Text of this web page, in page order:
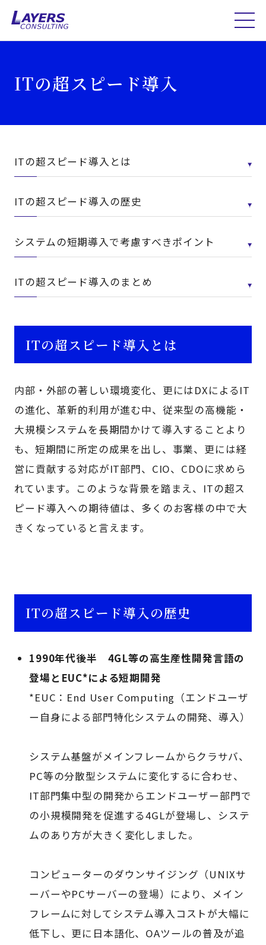
ITの超スピード導入
ITの超スピード導入とは
ITの超スピード導入の歴史
システムの短期導入で考慮すべきポイント
ITの超スピード導入のまとめ
ITの超スピード導入とは
内部・外部の著しい環境変化、更にはDXによるIT
の進化、革新的利用が進む中、従来型の高機能・
大規模システムを長期間かけて導入することより
も、短期間に所定の成果を出し、事業、更には経
営に貢献する対応がIT部門、CIO、CDOに求めら
れています。このような背景を踏まえ、ITの超ス
ピード導入への期待値は、多くのお客様の中で大
きくなっていると言えます。
ITの超スピード導入の歴史
1990年代後半 4GL等の高生産性開発言語の
登場とEUC*による短期開発
*EUC：End User Computing（エンドユーザ
ー自身による部門特化システムの開発、導入）
システム基盤がメインフレームからクラサバ、
PC等の分散型システムに変化するに合わせ、
IT部門集中型の開発からエンドユーザー部門で
の小規模開発を促進する4GLが登場し、システ
ムのあり方が大きく変化しました。
コンピューターのダウンサイジング（UNIXサ
ーバーやPCサーバーの登場）により、メイン
フレームに対してシステム導入コストが大幅に
低下し、更に日本語化、OAツールの普及が追